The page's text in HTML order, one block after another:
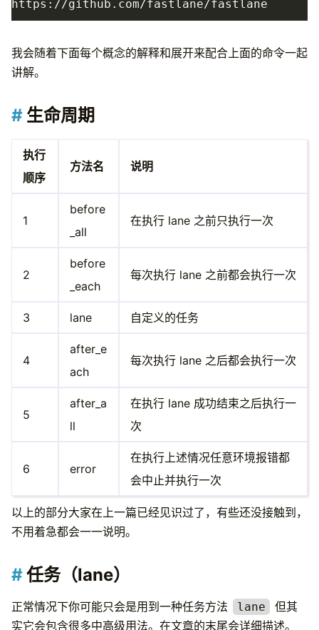
我会随着下面每个概念的解释和展开来配合上面的命令一起
讲解。
生命周期
执行
顺序
方法名 说明
1
before
_all
在执行 lane 之前只执行一次
2
before
_each
每次执行 lane 之前都会执行一次
3 lane 自定义的任务
4
after_e
ach
每次执行 lane 之后都会执行一次
5
after_a
ll
在执行 lane 成功结束之后执行一
次
6 error
在执行上述情况任意环境报错都
会中止并执行一次
以上的部分大家在上一篇已经见识过了，有些还没接触到，
不用着急都会一一说明。
任务（lane）
正常情况下你可能只会是用到一种任务方法 lane
但其
实它会包含很多中高级用法。在文章的末尾会详细描述。